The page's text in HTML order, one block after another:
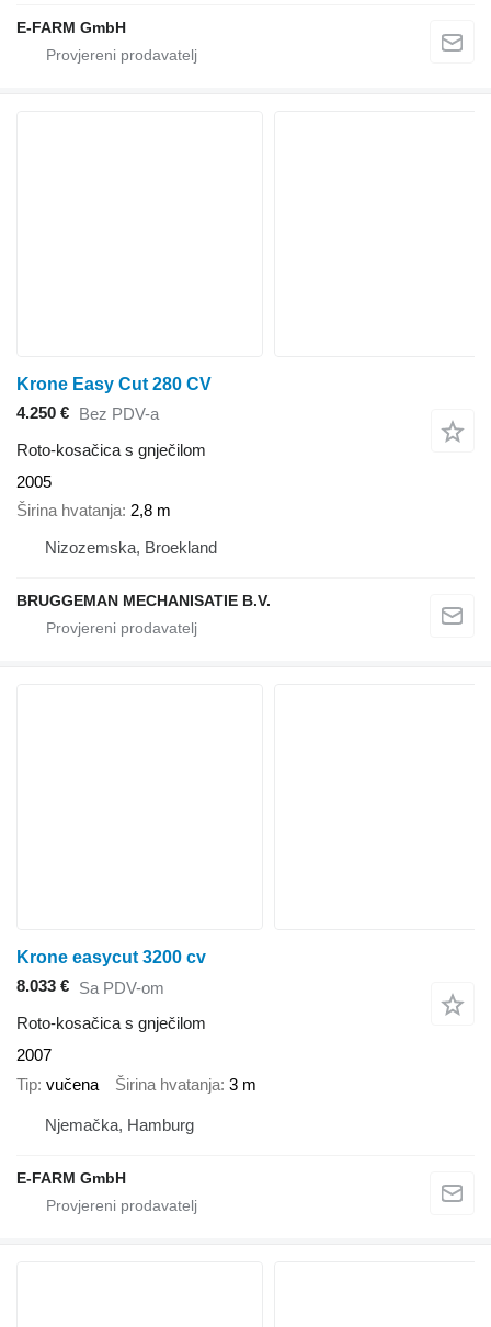
E-FARM GmbH
Krone Easy Cut 280 CV
4.250 € Bez PDV-a
Roto-kosačica s gnječilom
2005
Širina hvatanja 2,8 m
Nizozemska, Broekland
BRUGGEMAN MECHANISATIE B.V.
Krone easycut 3200 cv
8.033 € Sa PDV-om
Roto-kosačica s gnječilom
2007
Tip vučena Širina hvatanja 3 m
Njemačka, Hamburg
E-FARM GmbH